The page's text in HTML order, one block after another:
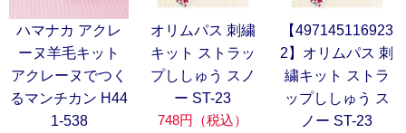
ハマナカ アクレ
ーヌ羊毛キット
アクレーヌでつく
るマンチカン H44
1-538
オリムパス 刺繍
キット ストラッ
プししゅう スノ
ー ST-23
748円（税込）
【497145116923
2】オリムパス 刺
繍キット ストラ
ップししゅう ス
ノー ST-23